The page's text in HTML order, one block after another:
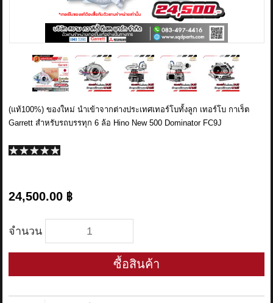
รีวิวลูกค้า2
RETURN AND REFUND POLICY
(แท้100%) ของใหม่ นำเข้าจากต่างประเทศเทอร์โบทั้งลูก เทอร์โบ กาเร็ต
Garrett สำหรับรถบรรทุก 6 ล้อ Hino New 500 Dominator FC9J
24,500.00 ฿
จำนวน
ซื้อสินค้า